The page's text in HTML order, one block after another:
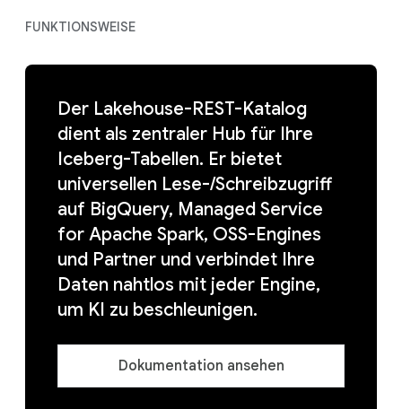
FUNKTIONSWEISE
Der Lakehouse-REST-Katalog
dient als zentraler Hub für Ihre
Iceberg-Tabellen. Er bietet
universellen Lese-/Schreibzugriff
auf BigQuery, Managed Service
for Apache Spark, OSS-Engines
und Partner und verbindet Ihre
Daten nahtlos mit jeder Engine,
um KI zu beschleunigen.
Dokumentation ansehen